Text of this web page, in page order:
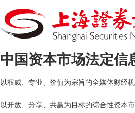
中国资本市场法定信
以权威、专业、价值为宗旨的全媒体财经
以开放、分享、共赢为目标的综合性资本